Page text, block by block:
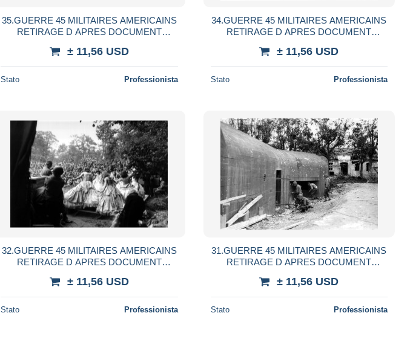
35.GUERRE 45 MILITAIRES AMERICAINS
RETIRAGE D APRES DOCUMENT
± 11,56 USD
Stato Professionista
34.GUERRE 45 MILITAIRES AMERICAINS
RETIRAGE D APRES DOCUMENT
± 11,56 USD
Stato Professionista
32.GUERRE 45 MILITAIRES AMERICAINS
RETIRAGE D APRES DOCUMENT
± 11,56 USD
Stato Professionista
31.GUERRE 45 MILITAIRES AMERICAINS
RETIRAGE D APRES DOCUMENT
± 11,56 USD
Stato Professionista